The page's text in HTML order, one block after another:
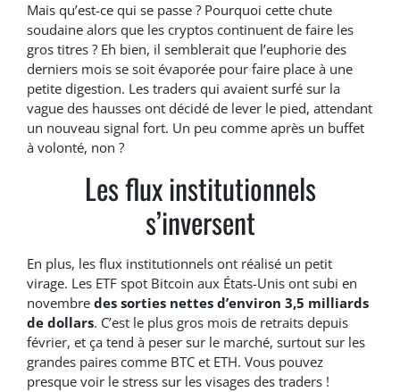
Mais qu’est-ce qui se passe ? Pourquoi cette chute
soudaine alors que les cryptos continuent de faire les
gros titres ? Eh bien, il semblerait que l’euphorie des
derniers mois se soit évaporée pour faire place à une
petite digestion. Les traders qui avaient surfé sur la
vague des hausses ont décidé de lever le pied, attendant
un nouveau signal fort. Un peu comme après un buffet
à volonté, non ?
Les flux institutionnels
s’inversent
En plus, les flux institutionnels ont réalisé un petit
virage. Les ETF spot Bitcoin aux États-Unis ont subi en
novembre des sorties nettes d’environ 3,5 milliards
de dollars. C’est le plus gros mois de retraits depuis
février, et ça tend à peser sur le marché, surtout sur les
grandes paires comme BTC et ETH. Vous pouvez
presque voir le stress sur les visages des traders !